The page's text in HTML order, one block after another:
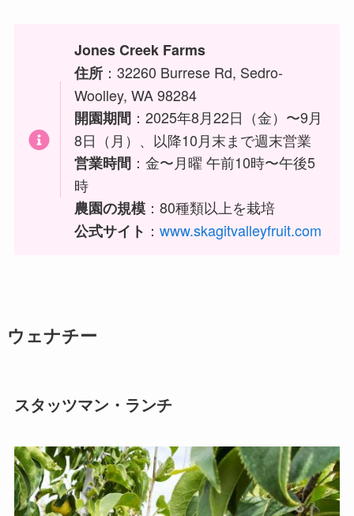
Jones Creek Farms
住所 ：32260 Burrese Rd, Sedro-
Woolley, WA 98284
開園期間 ：2025年8月22日（金）〜9月
8日（月）、以降10月末まで週末営業
営業時間 ：金〜月曜 午前10時〜午後5
時
農園の規模 ：80種類以上を栽培
公式サイト ：www.skagitvalleyfruit.com
ウェナチー
スタッツマン・ランチ